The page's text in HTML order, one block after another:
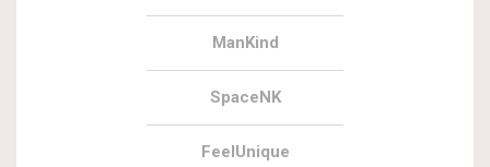
ManKind
SpaceNK
FeelUnique